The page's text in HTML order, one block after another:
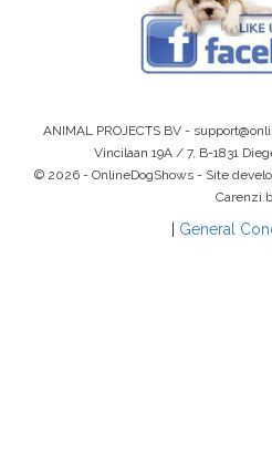
ANIMAL PROJECTS BV -
Vincilaan 19A / 7, B-1831
© 2026 - OnlineDogShows - Site
General